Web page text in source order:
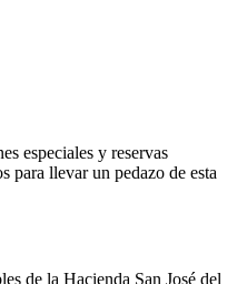
especiales y reservas
para llevar un pedazo de esta
de la Hacienda San José del